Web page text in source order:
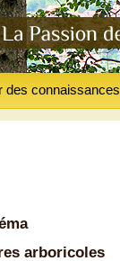
des connaissances
arboricoles